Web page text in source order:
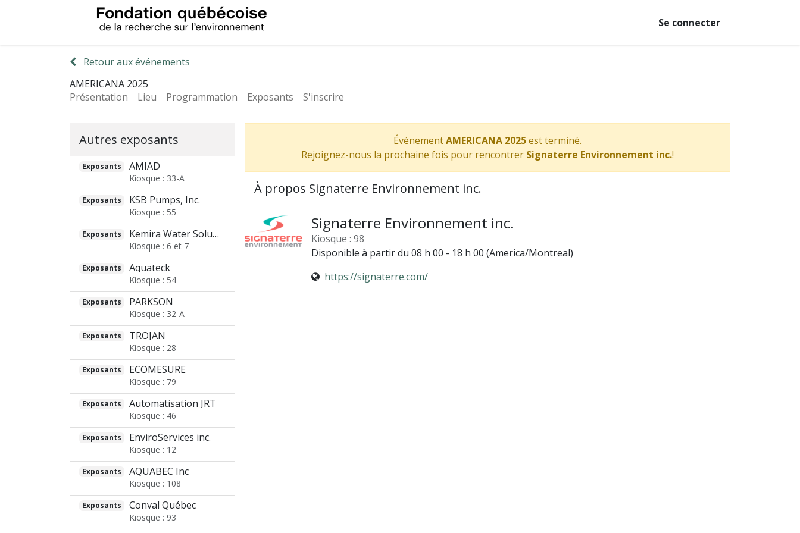
Se connecter
Retour aux événements
AMERICANA 2025
Présentation
Lieu Programmation Exposants S'inscrire
Autres exposants
Exposants AMIAD
Kiosque : 33-A
Exposants KSB Pumps, Inc.
Kiosque : 55
Exposants Kemira Water Solutions Inc
Kiosque : 6 et 7
Exposants Aquateck
Kiosque : 54
Exposants PARKSON
Kiosque : 32-A
Exposants TROJAN
Kiosque : 28
Exposants ECOMESURE
Kiosque : 79
Exposants Automatisation JRT
Kiosque : 46
Exposants EnviroServices inc.
Kiosque : 12
Exposants AQUABEC Inc
Kiosque : 108
Exposants Conval Québec
Kiosque : 93
ÉvénementAMERICANA 2025est terminé.
Rejoignez-nous la prochaine fois pour rencontrer Signaterre Environnement inc.!
À propos Signaterre Environnement inc.
Signaterre Environnement inc.
Kiosque : 98
Disponible à partir du 08 h 00 - 18 h 00 (America/Montreal)
https://signaterre.com/